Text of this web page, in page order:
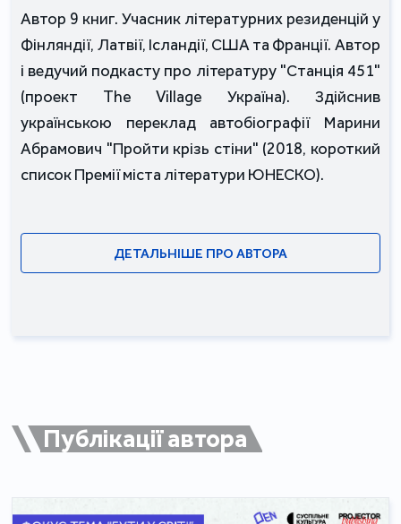
Автор 9 книг. Учасник літературних резиденцій у
Фінляндії, Латвії, Ісландії, США та Франції. Автор
і ведучий подкасту про літературу "Станція 451"
(проект The Village Україна). Здійснив
українською переклад автобіографії Марини
Абрамович "Пройти крізь стіни" (2018, короткий
список Премії міста літератури ЮНЕСКО).
ДЕТАЛЬНІШЕ ПРО АВТОРА
Публікації автора